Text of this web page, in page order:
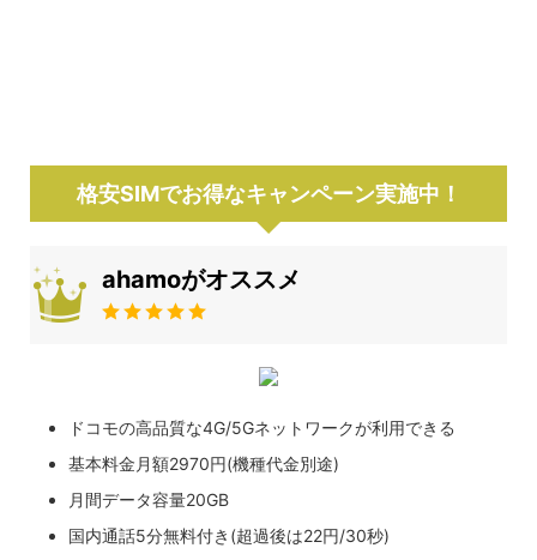
格安SIMでお得なキャンペーン実施中！
ahamoがオススメ
ドコモの高品質な4G/5Gネットワークが利用できる
基本料金月額2970円(機種代金別途)
月間データ容量20GB
国内通話5分無料付き(超過後は22円/30秒)